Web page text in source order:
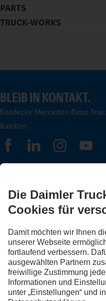
PARTS
TRUCK-WORKS
BLEIB IN KONTAKT.
Entdecke Mercedes-Benz
Kanälen.
FOLLOW THE
Tausche jetzt Erfahrungen
Truckern aus.